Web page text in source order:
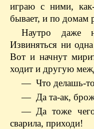
играю с ними,
бывает, и по домам
Наутро даже
Извиняться ни
Вот и начнут
ходит и другую
— Что делашь-
— Да та-ак,
— Да тоже
сварила, приходи!